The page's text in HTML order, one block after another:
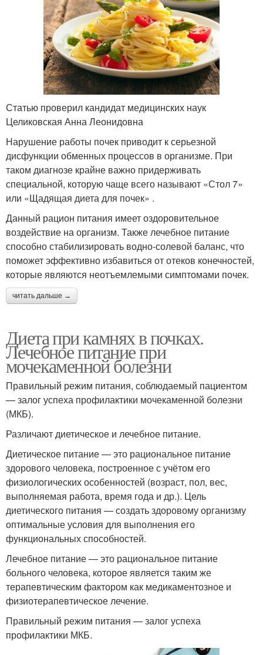
Статью проверил кандидат медицинских наук
Целиковская Анна Леонидовна
Нарушение работы почек приводит к серьезной
дисфункции обменных процессов в организме. При
таком диагнозе крайне важно придерживать
специальной, которую чаще всего называют «Стол 7»
или «Щадящая диета для почек» .
Данный рацион питания имеет оздоровительное
воздействие на организм. Также лечебное питание
способно стабилизировать водно-солевой баланс, что
поможет эффективно избавиться от отеков конечностей,
которые являются неотъемлемыми симптомами почек.
читать дальше →
Диета при камнях в почках.
Лечебное питание при
мочекаменной болезни
Правильный режим питания, соблюдаемый пациентом
— залог успеха профилактики мочекаменной болезни
(МКБ).
Различают диетическое и лечебное питание.
Диетическое питание — это рациональное питание
здорового человека, построенное с учётом его
физиологических особенностей (возраст, пол, вес,
выполняемая работа, время года и др.). Цель
диетического питания — создать здоровому организму
оптимальные условия для выполнения его
функциональных способностей.
Лечебное питание — это рациональное питание
больного человека, которое является таким же
терапевтическим фактором как медикаментозное и
физиотерапевтическое лечение.
Правильный режим питания — залог успеха
профилактики МКБ.